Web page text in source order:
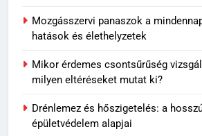
Mozgásszervi panaszok a
hatások és élethelyzetek
Mikor érdemes csontsűrűség
milyen eltéréseket mutat ki?
Drénlemez és hőszigetelés: a
épületvédelem alapjai
OTTHON
4
Sok rolleres
jöhetnek a
szabályokban
MINDENNAPOK